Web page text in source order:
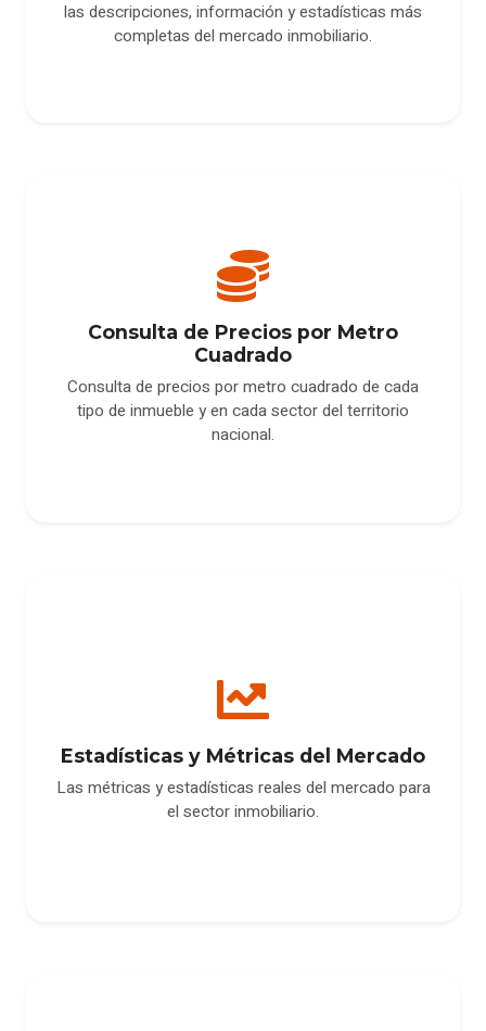
las descripciones, información y estadísticas más
completas del mercado inmobiliario.
Consulta de Precios por Metro
Cuadrado
Consulta de precios por metro cuadrado de cada
tipo de inmueble y en cada sector del territorio
nacional.
Estadísticas y Métricas del Mercado
Las métricas y estadísticas reales del mercado para
el sector inmobiliario.